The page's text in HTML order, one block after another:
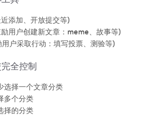
添加、开放提交等)
用户创建新文章：meme、故事等)
户采取行动：填写投票、测验等)
全控制
选择一个文章分类
多个分类
择的分类